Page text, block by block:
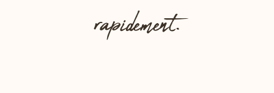
rapidement.